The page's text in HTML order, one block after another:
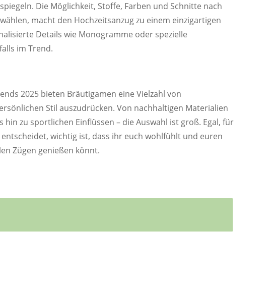
Die Möglichkeit, Stoffe, Farben und Schnitte nach
macht den Hochzeitsanzug zu einem einzigartigen
Details wie Monogramme oder spezielle
im Trend.
2025 bieten Bräutigamen eine Vielzahl von
Stil auszudrücken. Von nachhaltigen Materialien
hin zu sportlichen Einflüssen – die Auswahl ist groß. Egal, für
wichtig ist, dass ihr euch wohlfühlt und euren
Zügen genießen könnt.